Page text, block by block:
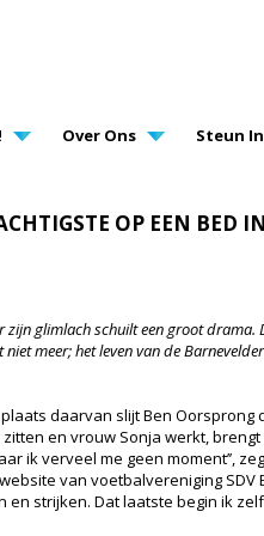
Over Ons Steun
OP EEN BED
glimlach schuilt een groot drama.
meer; het leven van de
daarvan slijt Ben Oorsprong
en vrouw Sonja werkt,
ik verveel me geen moment’’,
van voetbalvereniging SDV
strijken. Dat laatste begin ik